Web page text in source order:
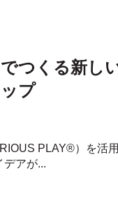
つくる新し
プ
PLAY®）を活
デアが...